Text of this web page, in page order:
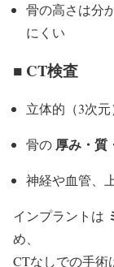
骨の高さは分
にくい
■ CT検査
立体的（3次
骨の 厚み・質
神経や血管、
インプラントは
め、
CTなしでの手術